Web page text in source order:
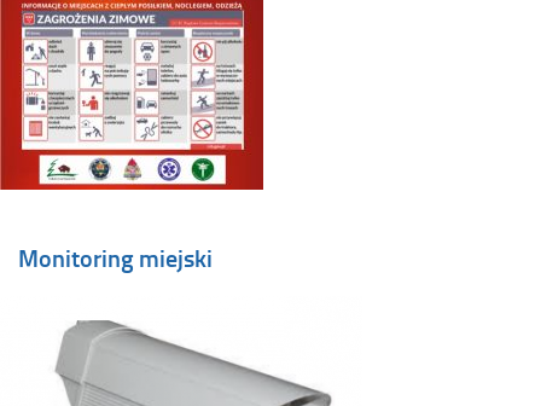
Monitoring miejski